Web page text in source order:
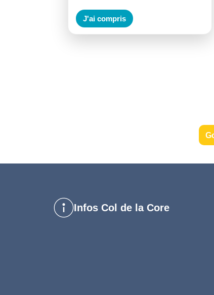
Infos Col de la Core
J'ai compris